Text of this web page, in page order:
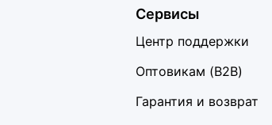
Сервисы
Центр поддержки
Оптовикам (B2B)
Гарантия и возврат